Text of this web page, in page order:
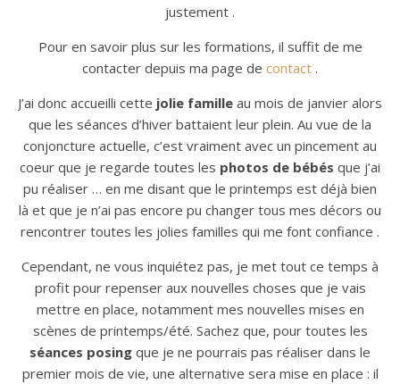
justement .
Pour en savoir plus sur les formations, il suffit de me
contacter depuis ma page de contact .
J’ai donc accueilli cette jolie famille au mois de janvier alors
que les séances d’hiver battaient leur plein. Au vue de la
conjoncture actuelle, c’est vraiment avec un pincement au
coeur que je regarde toutes les photos de bébés que j’ai
pu réaliser … en me disant que le printemps est déjà bien
là et que je n’ai pas encore pu changer tous mes décors ou
rencontrer toutes les jolies familles qui me font confiance .
Cependant, ne vous inquiétez pas, je met tout ce temps à
profit pour repenser aux nouvelles choses que je vais
mettre en place, notamment mes nouvelles mises en
scènes de printemps/été. Sachez que, pour toutes les
séances posing que je ne pourrais pas réaliser dans le
premier mois de vie, une alternative sera mise en place : il